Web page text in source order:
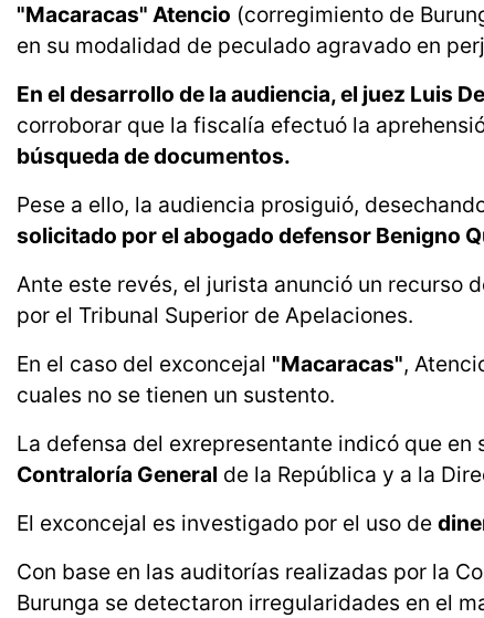
"Macaracas" Atencio (corregimiento de
en su modalidad de peculado agravado en
En el desarrollo de la audiencia, el juez Luis
corroborar que la fiscalía efectuó la
búsqueda de documentos.
Pese a ello, la audiencia prosiguió,
solicitado por el abogado defensor Benigno
Ante este revés, el jurista anunció un recurso
por el Tribunal Superior de Apelaciones.
En el caso del exconcejal "Macaracas",
cuales no se tienen un sustento.
La defensa del exrepresentante indicó que en
Contraloría General de la República y a la
El exconcejal es investigado por el uso de
Con base en las auditorías realizadas por la
Burunga se detectaron irregularidades en el